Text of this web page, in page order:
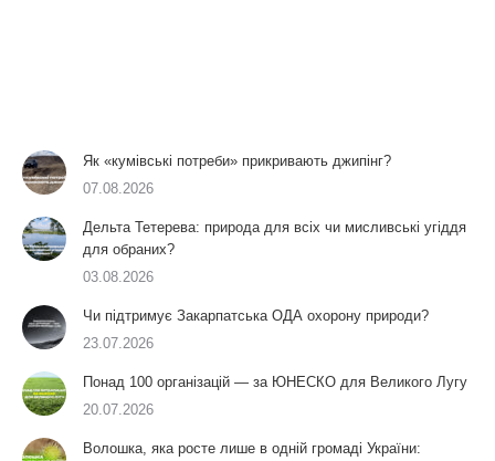
Як «кумівські потреби» прикривають джипінг?
07.08.2026
Дельта Тетерева: природа для всіх чи мисливські угіддя
для обраних?
03.08.2026
Чи підтримує Закарпатська ОДА охорону природи?
23.07.2026
Понад 100 організацій — за ЮНЕСКО для Великого Лугу
20.07.2026
Волошка, яка росте лише в одній громаді України: